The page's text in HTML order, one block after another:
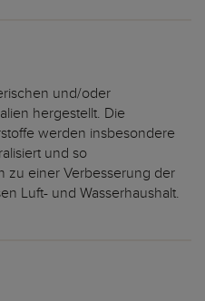
und/oder
hergestellt. Die
werden insbesondere
und so
zu einer Verbesserung der
Luft- und Wasserhaushalt.